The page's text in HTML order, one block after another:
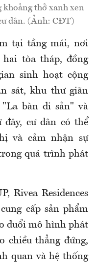
khoảng thở xanh xen
dân. (Ảnh: CĐT)
tại tầng mái, nơi
tòa tháp, đồng
sinh hoạt cộng
sát, khu thư giãn
bàn di sản" và
đây, cư dân có thể
và cảm nhận sự
quá trình phát
Rivea Residences
cấp sản phẩm
đuổi mô hình phát
chiều thẳng đứng,
quan và hệ thống